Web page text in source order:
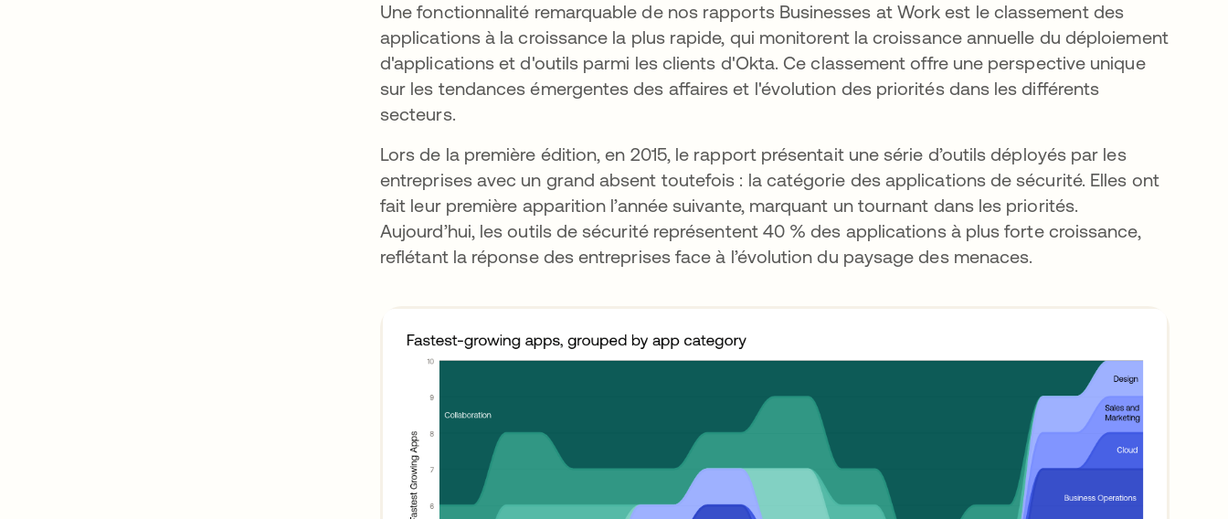
Une fonctionnalité remarquable de nos rapports Businesses at Work est le classement des
applications à la croissance la plus rapide, qui monitorent la croissance annuelle du déploiement
d'applications et d'outils parmi les clients d'Okta. Ce classement offre une perspective unique
sur les tendances émergentes des affaires et l'évolution des priorités dans les différents
secteurs.
Lors de la première édition, en 2015, le rapport présentait une série d’outils déployés par les
entreprises avec un grand absent toutefois : la catégorie des applications de sécurité. Elles ont
fait leur première apparition l’année suivante, marquant un tournant dans les priorités.
Aujourd’hui, les outils de sécurité représentent 40 % des applications à plus forte croissance,
reflétant la réponse des entreprises face à l’évolution du paysage des menaces.